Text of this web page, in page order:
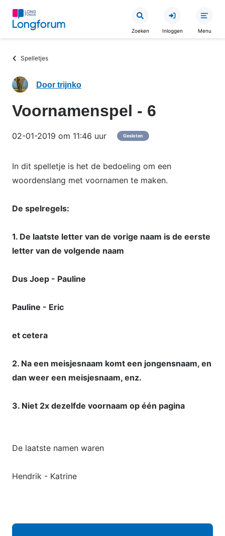
Overslaan
inhoud
gaan
Zoeken Inloggen Menu
Kruimelpad
Spelletjes
Door trijnko
Voornamenspel - 6
02-01-2019 om 11:46 uur Gesloten
In dit spelletje is het de bedoeling om een
woordenslang met voornamen te maken.
De spelregels:
1. De laatste letter van de vorige naam is de eerste
letter van de volgende naam
Dus Joep - Pauline
Pauline - Eric
et cetera
2. Na een meisjesnaam komt een jongensnaam, en
dan weer een meisjesnaam, enz.
3. Niet 2x dezelfde voornaam op één pagina
De laatste namen waren
Hendrik - Katrine